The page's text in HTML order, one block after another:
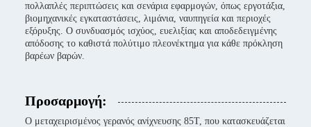
πολλαπλές περιπτώσεις και σενάρια εφαρμογών, όπως εργοτάξια,
βιομηχανικές εγκαταστάσεις, λιμάνια, ναυπηγεία και περιοχές
εξόρυξης. Ο συνδυασμός ισχύος, ευελιξίας και αποδεδειγμένης
απόδοσης το καθιστά πολύτιμο πλεονέκτημα για κάθε πρόκληση
βαρέων βαρών.
Προσαρμογή:
Ο μεταχειρισμένος γερανός ανίχνευσης 85T, που κατασκευάζεται